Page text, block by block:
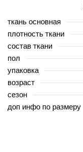
ткань основная
плотность ткани
состав ткани
пол
упаковка
возраст
сезон
доп инфо по размеру